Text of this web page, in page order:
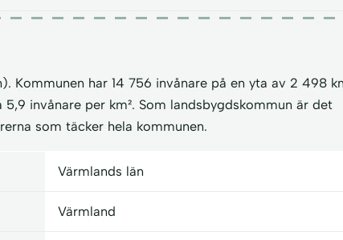
Kommunen har 14 756 invånare på en yta av 2 498
invånare per km². Som landsbygdskommun är det
som täcker hela kommunen.
Värmlands län
Värmland